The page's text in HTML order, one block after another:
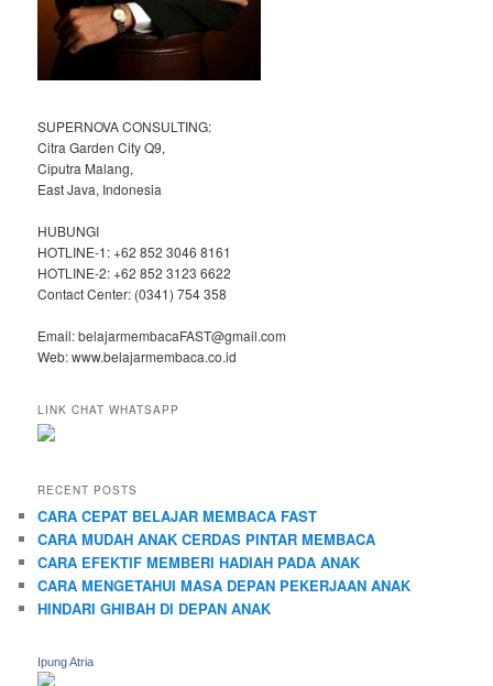
SUPERNOVA CONSULTING:
Citra Garden City Q9,
Ciputra Malang,
East Java, Indonesia
HUBUNGI
HOTLINE-1: +62 852 3046 8161
HOTLINE-2: +62 852 3123 6622
Contact Center: (0341) 754 358
Email: belajarmembacaFAST@gmail.com
Web: www.belajarmembaca.co.id
LINK CHAT WHATSAPP
RECENT POSTS
CARA CEPAT BELAJAR MEMBACA FAST
CARA MUDAH ANAK CERDAS PINTAR MEMBACA
CARA EFEKTIF MEMBERI HADIAH PADA ANAK
CARA MENGETAHUI MASA DEPAN PEKERJAAN ANAK
HINDARI GHIBAH DI DEPAN ANAK
Ipung Atria